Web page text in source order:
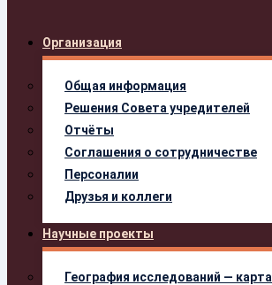
Организация
Общая информация
Решения Совета учредителей
Отчёты
Соглашения о сотрудничестве
Персоналии
Друзья и коллеги
Научные проекты
География исследований — карта